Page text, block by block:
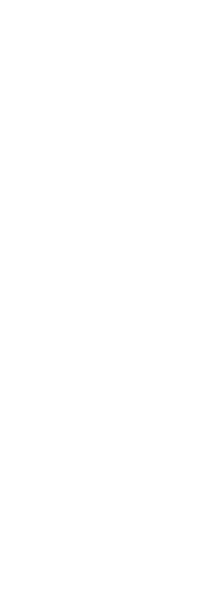
Daten
über